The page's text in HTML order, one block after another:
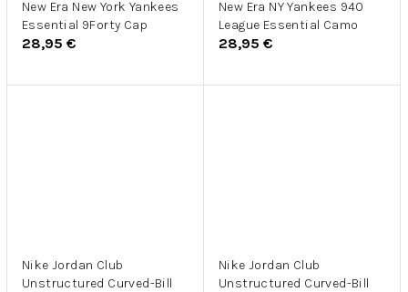
New Era New York Yankees
Essential 9Forty Cap
28,95 €
New Era NY Yankees 940
League Essential Camo
28,95 €
Nike Jordan Club
Unstructured Curved-Bill
Nike Jordan Club
Unstructured Curved-Bill